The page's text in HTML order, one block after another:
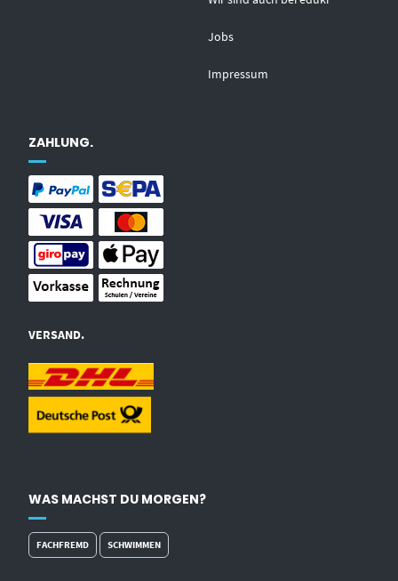
Jobs
Impressum
ZAHLUNG.
VERSAND.
WAS MACHST DU MORGEN?
FACHFREMD SCHWIMMEN